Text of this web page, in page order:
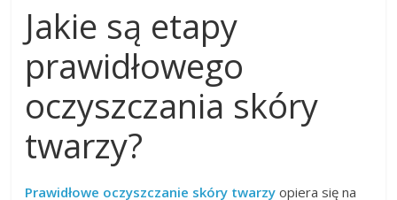
Jakie są etapy
prawidłowego
oczyszczania skóry
twarzy?
Prawidłowe oczyszczanie skóry twarzy opiera się na